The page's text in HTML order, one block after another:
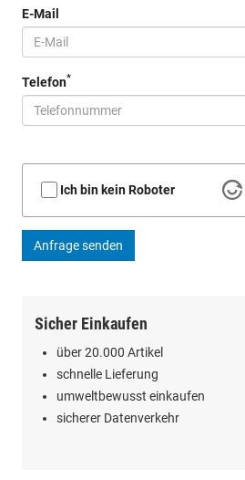
E-Mail
Telefon*
Ich bin kein Roboter
Anfrage senden
Sicher Einkaufen
über 20.000 Artikel
schnelle Lieferung
umweltbewusst einkaufen
sicherer Datenverkehr